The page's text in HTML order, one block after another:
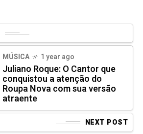
MÚSICA 1 year ago
Juliano Roque: O Cantor que
conquistou a atenção do
Roupa Nova com sua versão
atraente
NEXT POST